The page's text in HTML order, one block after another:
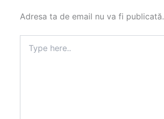
Adresa ta de email nu va fi publicată.
here..